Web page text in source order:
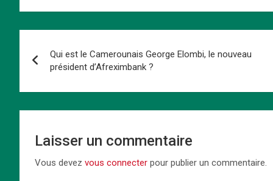
ce
b
o
o
k
st
o
d
o
n
ail er
es
t
at
s
A
p
ke
dI
n
py
Li
n
ta
g
de
l’article
Qui est le Camerounais George Elombi, le nouveau
président d’Afreximbank ?
Laisser un commentaire
Vous devez vous connecter pour publier un commentaire.